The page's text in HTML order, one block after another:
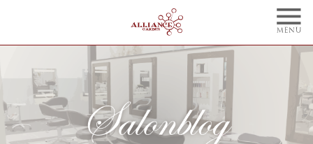
トップ
CONCEPT
コンセプト
NAIL
ネイル
BLOG
ブログ